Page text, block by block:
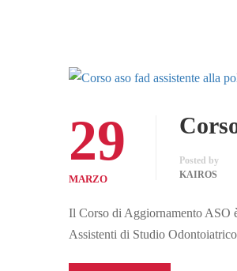
29
MARZO
Posted by
KAIROS
Il Corso di Aggiornamento ASO
Assistenti di Studio